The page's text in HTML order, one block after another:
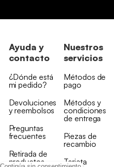
Ayuda y
contacto
¿Dónde está
mi pedido?
Devoluciones
y reembolsos
Preguntas
frecuentes
Retirada de
productos
Nuestros
servicios
Métodos de
pago
Métodos y
condiciones
de entrega
Piezas de
recambio
Tarjeta